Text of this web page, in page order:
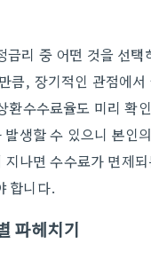
리 중 어떤 것을 선
큼, 장기적인 관점에
수수료율도 미리 확
생할 수 있으니 본인
나면 수수료가 면제
합니다.
파헤치기